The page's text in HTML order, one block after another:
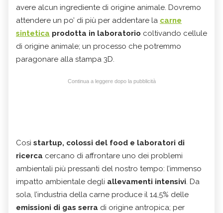
avere alcun ingrediente di origine animale. Dovremo
attendere un po’ di più per addentare la carne
sintetica prodotta in laboratorio coltivando cellule
di origine animale; un processo che potremmo
paragonare alla stampa 3D.
Continua a leggere dopo la pubblicità
Così startup, colossi del food e laboratori di
ricerca cercano di affrontare uno dei problemi
ambientali più pressanti del nostro tempo: l’immenso
impatto ambientale degli allevamenti intensivi. Da
sola, l’industria della carne produce il 14,5% delle
emissioni di gas serra di origine antropica; per